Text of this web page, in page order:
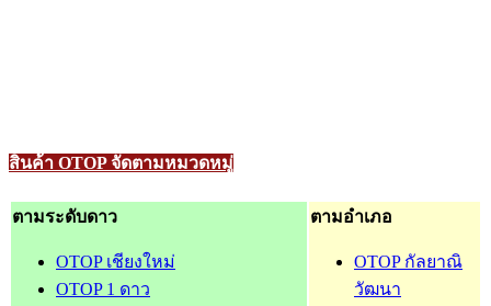
สินค้า OTOP จัดตามหมวดหมู่
ตามระดับดาว
OTOP เชียงใหม่
OTOP 1 ดาว
ตามอำเภอ
OTOP กัลยาณิ
วัฒนา